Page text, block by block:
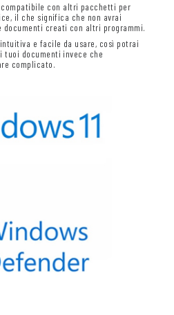
con altri pacchetti per
il che significa che non avrai
creati con altri programmi.
e facile da usare, così potrai
documenti invece che
complicato.